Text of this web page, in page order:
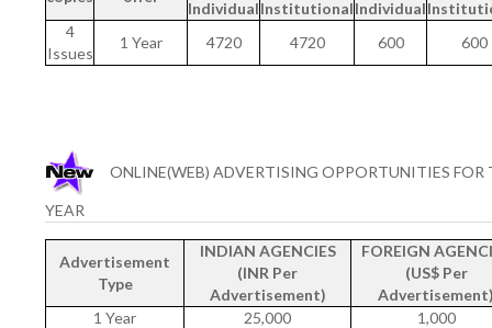
IndividualInstitutionalIndividual
4
Issues
1 Year 4720 4720 600 600
ONLINE(WEB) ADVERTISING OPPORTUNITIES FOR
YEAR
Advertisement
Type
INDIAN AGENCIES
(INR Per
Advertisement)
FOREIGN
(US$ Per
1 Year
25,000
1,000